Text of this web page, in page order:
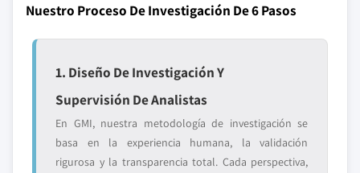
Nuestro Proceso De Investigación De 6 Pasos
1. Diseño De Investigación Y
Supervisión De Analistas
En GMI, nuestra metodología de investigación se
basa en la experiencia humana, la validación
rigurosa y la transparencia total. Cada perspectiva,